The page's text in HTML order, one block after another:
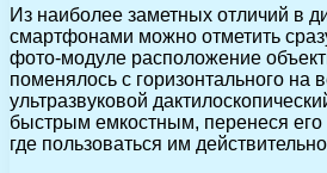
Из наиболее заметных отличий в
смартфонами можно отметить
фото-модуле расположение
поменялось с горизонтального на
ультразвуковой
быстрым емкостным, перенеся
где пользоваться им